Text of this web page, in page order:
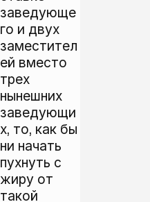
заведующе
го и двух
заместител
ей вместо
трех
нынешних
заведующи
х, то, как бы
ни начать
пухнуть с
жиру от
такой